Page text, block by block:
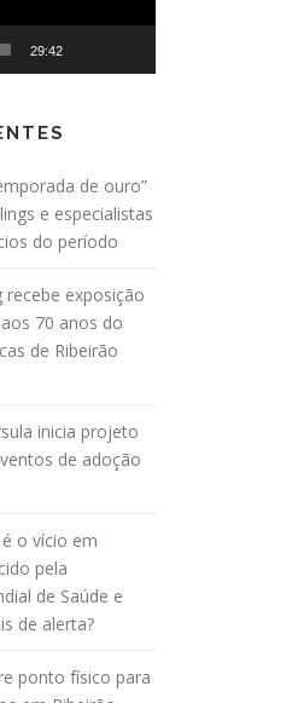
29:42
de ouro”
e especialistas
do período
recebe exposição
70 anos do
de Ribeirão
inicia projeto
de adoção
o vício em
pela
de Saúde e
de alerta?
ponto físico para